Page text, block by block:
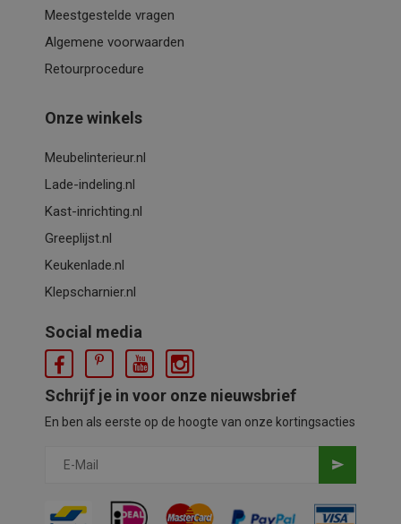
Meestgestelde vragen
Algemene voorwaarden
Retourprocedure
Onze winkels
Meubelinterieur.nl
Lade-indeling.nl
Kast-inrichting.nl
Greeplijst.nl
Keukenlade.nl
Klepscharnier.nl
Social media
Schrijf je in voor onze nieuwsbrief
En ben als eerste op de hoogte van onze kortingsacties
send